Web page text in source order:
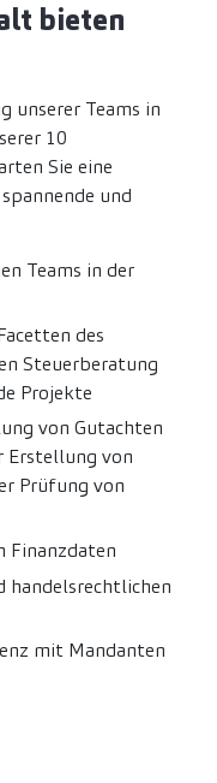
bieten
unserer Teams in
10
Sie eine
und
Teams in der
des
Steuerberatung
Projekte
von Gutachten
Erstellung von
Prüfung von
Finanzdaten
handelsrechtlichen
mit Mandanten